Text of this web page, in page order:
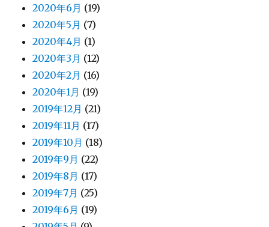
2020年6月 (19)
2020年5月 (7)
2020年4月 (1)
2020年3月 (12)
2020年2月 (16)
2020年1月 (19)
2019年12月 (21)
2019年11月 (17)
2019年10月 (18)
2019年9月 (22)
2019年8月 (17)
2019年7月 (25)
2019年6月 (19)